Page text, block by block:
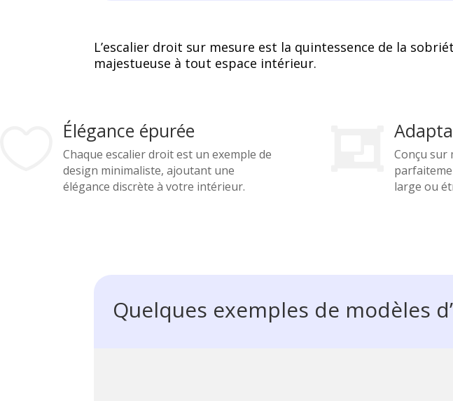
L’escalier droit sur mesure est la quintessence de la
majestueuse à tout espace intérieur.
Élégance épurée
Chaque escalier droit est un exemple de
design minimaliste, ajoutant une
élégance discrète à votre intérieur.
Conçu sur
large ou
Quelques exemples de modèles